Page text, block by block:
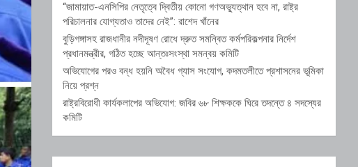
“জামায়াত-এনসিপির নেতৃত্বে দ্বিতীয় কোনো গণঅভ্যুত্থান হবে না, রাষ্ট্র
পরিচালনার যোগ্যতাও তাদের নেই”: রাশেদ খাঁনের
বুড়িগঙ্গাসহ রাজধানীর নদীদূষণ রোধে দ্রুত সমন্বিত কর্মপরিকল্পনার নির্দেশ
প্রধানমন্ত্রীর, গঠিত হচ্ছে আন্তঃসংস্থা সমন্বয় কমিটি
অভিযোগের পরও বন্ধ হয়নি অবৈধ গ্যাস সংযোগ, কদমতলীতে প্রশাসনের ভূমিকা
নিয়ে প্রশ্ন
রাষ্ট্রবিরোধী কার্যকলাপের অভিযোগ: জবির ৬৮ শিক্ষককে ঘিরে তদন্তে ৪ সদস্যের
কমিটি